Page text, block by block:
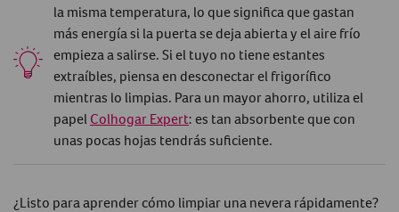
la misma temperatura, lo que significa que gastan
más energía si la puerta se deja abierta y el aire frío
empieza a salirse. Si el tuyo no tiene estantes
extraíbles, piensa en desconectar el frigorífico
mientras lo limpias. Para un mayor ahorro, utiliza el
papel Colhogar Expert: es tan absorbente que con
unas pocas hojas tendrás suficiente.
¿Listo para aprender cómo limpiar una nevera rápidamente?